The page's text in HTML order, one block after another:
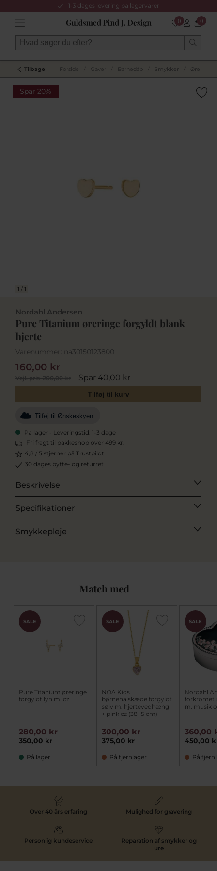
1-3 dages levering på lagervarer
0 0
Tilbage Forside Gaver Barnedåb Smykker Øreringe
Spar 20%
1 / 1
Nordahl Andersen
Pure Titanium øreringe forgyldt blank
hjerte
Varenummer: na30150123800
Vejl. pris200,00 kr Spar 40,00 kr
160,00 kr
Tilføj til kurv
Tilføj til Ønskeskyen
På lager - Leveringstid, 1-3 dage
Fri fragt til pakkeshop over 499 kr.
4,8 / 5 stjerner på Trustpilot
30 dages bytte- og returret
Beskrivelse
Specifikationer
Smykkepleje
Match med
SALE
Pure Titanium øreringe
forgyldt lyn m. cz
350,00 kr
280,00 kr
På lager
SALE
NOA Kids
børnehalskæde forgyldt
sølv m. hjertevedhæng
+ pink cz (38+5 cm)
375,00 kr
300,00 kr
På fjernlager
SALE
Nordahl
forkromet
m. musik
450,00
360,00
På
Over 40 års erfaring Mulighed for gravering
Personlig kundeservice
Reparation af smykker og
ure